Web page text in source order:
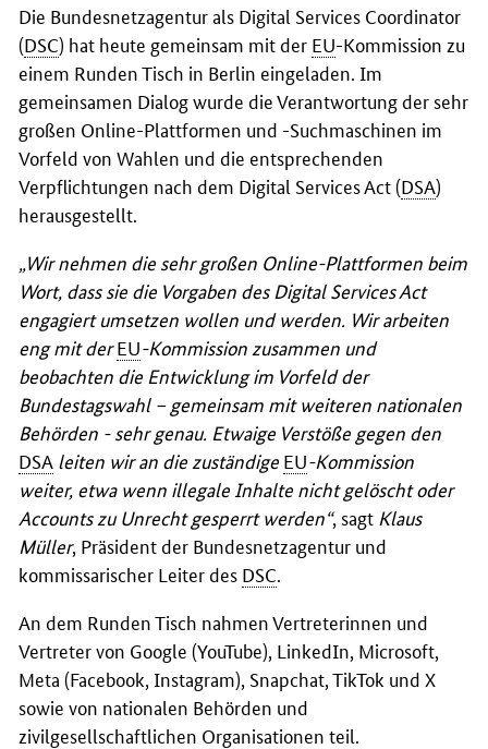
Die Bundesnetzagentur als Digital Services Coordinator
(DSC) hat heute gemeinsam mit der EU-Kommission zu
einem Runden Tisch in Berlin eingeladen. Im
gemeinsamen Dialog wurde die Verantwortung der sehr
großen Online-Plattformen und -Suchmaschinen im
Vorfeld von Wahlen und die entsprechenden
Verpflichtungen nach dem Digital Services Act(DSA)
herausgestellt.
„Wir nehmen die sehr großen Online-Plattformen beim
Wort, dass sie die Vorgaben des Digital Services Act
engagiert umsetzen wollen und werden. Wir arbeiten
eng mit derEU-Kommission zusammen und
beobachten die Entwicklung im Vorfeld der
Bundestagswahl – gemeinsam mit weiteren nationalen
Behörden - sehr genau. Etwaige Verstöße gegen den
DSA leiten wir an die zuständige EU-Kommission
weiter, etwa wenn illegale Inhalte nicht gelöscht oder
Accounts zu Unrecht gesperrt werden“, sagt Klaus
Müller, Präsident der Bundesnetzagentur und
kommissarischer Leiter des DSC
An dem Runden Tisch nahmen Vertreterinnen und
Vertreter von Google (YouTube), LinkedIn, Microsoft,
Meta (Facebook, Instagram), Snapchat, TikTok und X
sowie von nationalen Behörden und
zivilgesellschaftlichen Organisationen teil.